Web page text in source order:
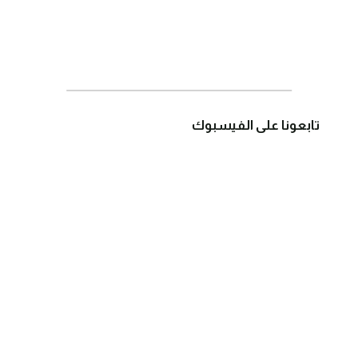
تابعونا على الفيسبوك